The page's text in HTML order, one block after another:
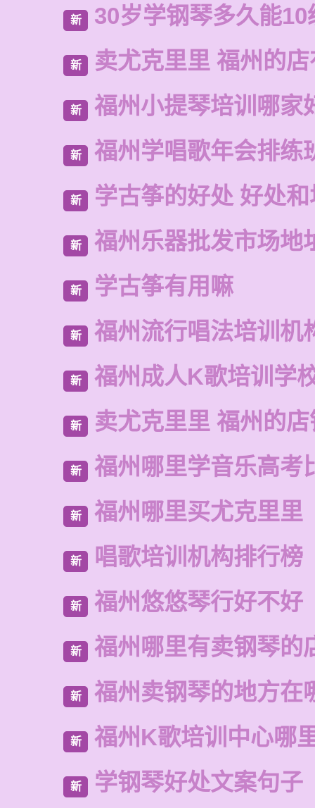
新 30岁学钢琴多久能10
新 卖尤克里里 福州的
新 福州小提琴培训哪家
新 福州学唱歌年会排练
新 学古筝的好处 好处
新 福州乐器批发市场地
新 学古筝有用嘛
新 福州流行唱法培训机
新 福州成人K歌培训学
新 卖尤克里里 福州的
新 福州哪里学音乐高考
新 福州哪里买尤克里里
新 唱歌培训机构排行榜
新 福州悠悠琴行好不好
新 福州哪里有卖钢琴的
新 福州卖钢琴的地方在
新 福州K歌培训中心哪
新 学钢琴好处文案句子